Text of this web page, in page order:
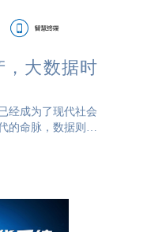
，大数据时
经成为了现代社会
的命脉，数据则是
每一个物品都有一
单的标识符，更是